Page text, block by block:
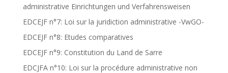
administrative Einrichtungen und Verfahrensweisen
EDCEJF n°7: Loi sur la juridiction administrative -VwGO-
EDCEJF n°8: Etudes comparatives
EDCEJF n°9: Constitution du Land de Sarre
EDCJFA n°10: Loi sur la procédure administrative non